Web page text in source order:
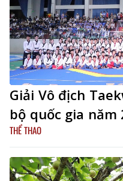
Giải Vô địch
bộ quốc gia năm
THỂ THAO